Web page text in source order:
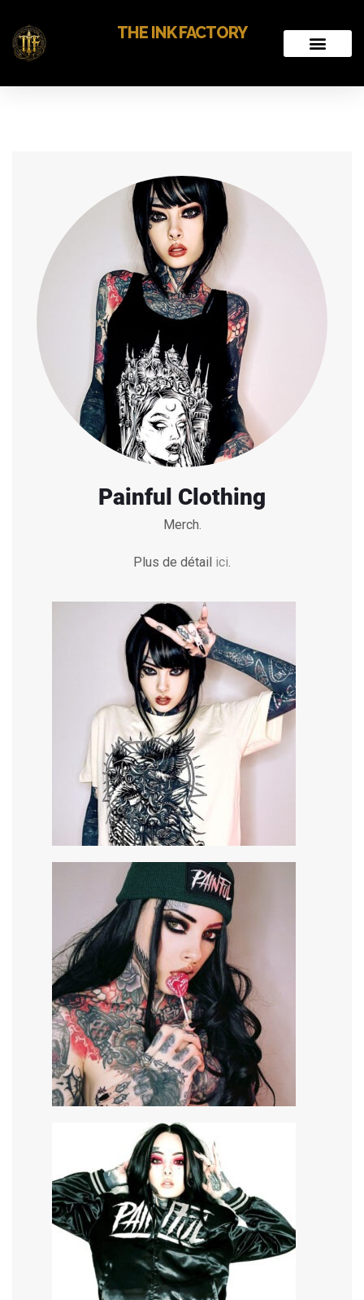
THE INK FACTORY
Painful Clothing
Merch.
Plus de détail ici.